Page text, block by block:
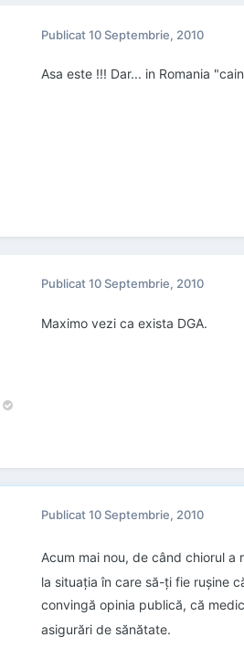
Publicat10 Septembrie, 2010
Asa este !!! Dar... in Romania
Publicat10 Septembrie, 2010
Maximo vezi ca exista DGA.
Publicat10 Septembrie, 2010
Acum mai nou, de când chiorul
la situația în care să-ți fie rușine
convingă opinia publică, că
asigurări de sănătate.